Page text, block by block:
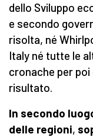
dello Sviluppo
e secondo
risolta, né
Italy né tutte le
cronache per
risultato.
In secondo
delle regioni,